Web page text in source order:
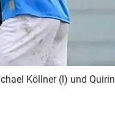
Köllner (l) und